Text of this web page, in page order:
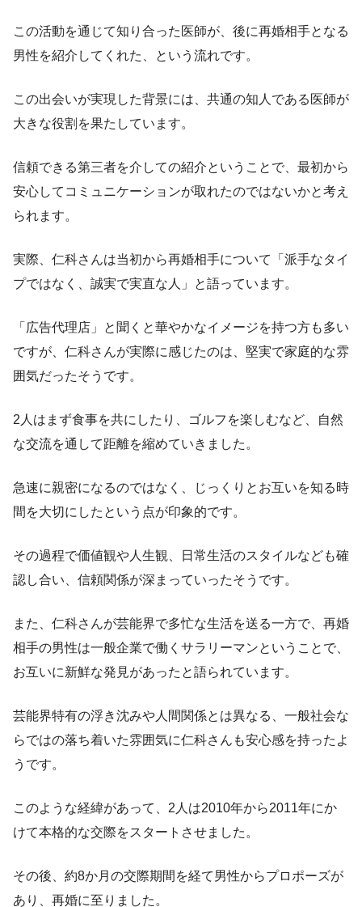
この活動を通じて知り合った医師が、後に再婚相手となる
男性を紹介してくれた、という流れです。
この出会いが実現した背景には、共通の知人である医師が
大きな役割を果たしています。
信頼できる第三者を介しての紹介ということで、最初から
安心してコミュニケーションが取れたのではないかと考え
られます。
実際、仁科さんは当初から再婚相手について「派手なタイ
プではなく、誠実で実直な人」と語っています。
「広告代理店」と聞くと華やかなイメージを持つ方も多い
ですが、仁科さんが実際に感じたのは、堅実で家庭的な雰
囲気だったそうです。
2人はまず食事を共にしたり、ゴルフを楽しむなど、自然
な交流を通して距離を縮めていきました。
急速に親密になるのではなく、じっくりとお互いを知る時
間を大切にしたという点が印象的です。
その過程で価値観や人生観、日常生活のスタイルなども確
認し合い、信頼関係が深まっていったそうです。
また、仁科さんが芸能界で多忙な生活を送る一方で、再婚
相手の男性は一般企業で働くサラリーマンということで、
お互いに新鮮な発見があったと語られています。
芸能界特有の浮き沈みや人間関係とは異なる、一般社会な
らではの落ち着いた雰囲気に仁科さんも安心感を持ったよ
うです。
このような経緯があって、2人は2010年から2011年にか
けて本格的な交際をスタートさせました。
その後、約8か月の交際期間を経て男性からプロポーズが
あり、再婚に至りました。